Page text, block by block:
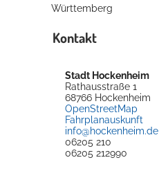
Württemberg
Kontakt
Stadt Hockenheim
Rathausstraße 1
68766 Hockenheim
OpenStreetMap
Fahrplanauskunft
info@hockenheim.de
06205 210
06205 212990